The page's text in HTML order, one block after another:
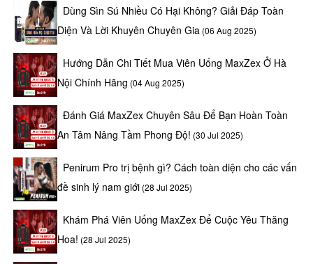
Dùng Sìn Sú Nhiều Có Hại Không? Giải Đáp Toàn
Diện Và Lời Khuyên Chuyên Gia (06 Aug 2025)
Hướng Dẫn Chi Tiết Mua Viên Uống MaxZex Ở Hà
Nội Chính Hãng (04 Aug 2025)
Đánh Giá MaxZex Chuyên Sâu Để Bạn Hoàn Toàn
An Tâm Nâng Tầm Phong Độ! (30 Jul 2025)
Penirum Pro trị bệnh gì? Cách toàn diện cho các vấn
đề sinh lý nam giới (28 Jul 2025)
Khám Phá Viên Uống MaxZex Để Cuộc Yêu Thăng
Hoa! (28 Jul 2025)